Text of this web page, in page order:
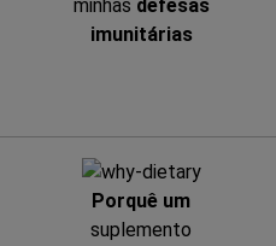
minhas defesas
imunitárias
Porquê um
suplemento